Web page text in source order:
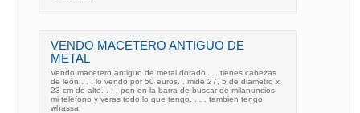
VENDO MACETERO ANTIGUO DE
METAL
Vendo macetero antiguo de metal dorado. . . tienes cabezas
de león . . . lo vendo por 50 euros. . mide 27, 5 de diametro x
23 cm de alto. . . . pon en la barra de buscar de milanuncios
mi telefono y veras todo lo que tengo. . . . tambien tengo
whassa